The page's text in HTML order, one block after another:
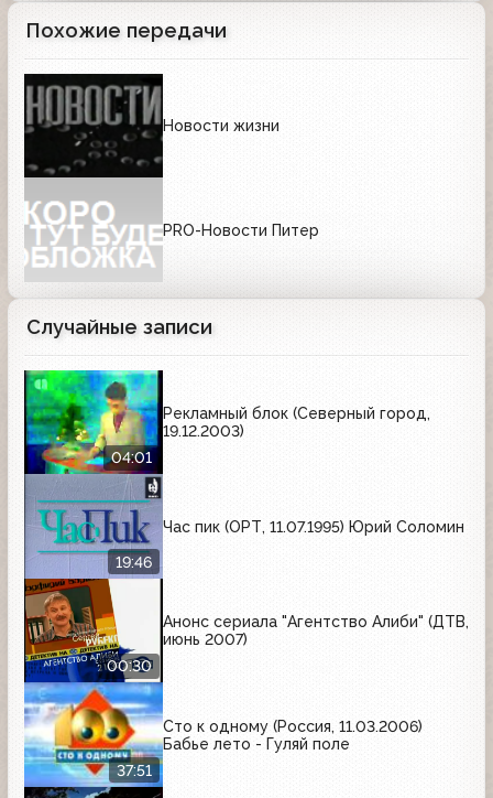
Похожие передачи
Новости жизни
PRO-Новости Питер
Случайные записи
04:01
Рекламный блок (Северный город,
19.12.2003)
19:46
Час пик (ОРТ, 11.07.1995) Юрий Соломин
00:30
Анонс сериала "Агентство Алиби" (ДТВ,
июнь 2007)
37:51
Сто к одному (Россия, 11.03.2006)
Бабье лето - Гуляй поле